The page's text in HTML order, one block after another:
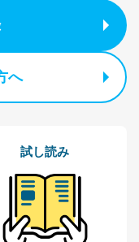
商品、サービ
等の広告に関す
のため
め
企業からのｅメー
ンペーン等の広告
のため
利用状況の把握お
ため
へ
試し読み